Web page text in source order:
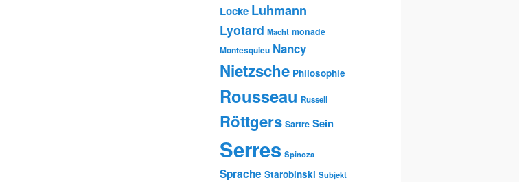
Locke Luhmann
Lyotard Macht monade
Montesquieu Nancy
Nietzsche Philosophie
Rousseau Russell
Röttgers Sartre Sein
Serres Spinoza
Sprache Starobinski Subjekt